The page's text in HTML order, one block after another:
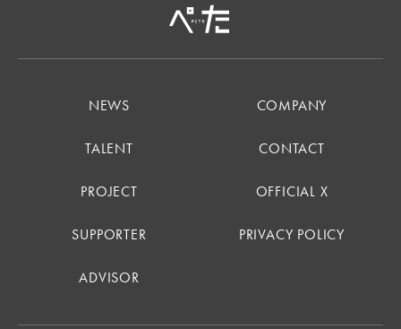
NEWS
TALENT
PROJECT
SUPPORTER
ADVISOR
COMPANY
CONTACT
OFFICIAL X
PRIVACY POLICY